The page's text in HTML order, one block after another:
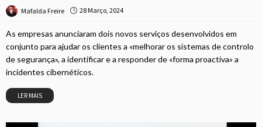
Mafalda Freire 28 Março, 2024
As empresas anunciaram dois novos serviços desenvolvidos em
conjunto para ajudar os clientes a «melhorar os sistemas de controlo
de segurança», a identificar e a responder de «forma proactiva» a
incidentes cibernéticos.
LER MAIS